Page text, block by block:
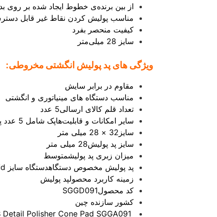
از بین برنده‌ی خطوط ایجاد شده بر روی
مناسب پولیش کردن نقاط غیر قابل
کیفیت منحصر بفرد
سایز 28 میلی‌متر
ویژگی های پد پولیش انگشتی مخروطی:
مقاوم در برابر سایش
مناسب دستگاه های مینیاتوری و انگشتی
تعداد قلم کالای ارسالی5 عدد
ساير امکانات و قابليت‌هاپک شامل 5 عدد پد پولیش
سایز 32 × 28 میلی متر
سایز پد پولیش28 میلی متر
میزان زبری پد پولیشمتوسط
پد پولیش مخصوص دستگاهدستگاه سایز IBrid
زمینه کاربرد محصولپد پولیش
کد محصولSGGD091
کشور سازنده چین